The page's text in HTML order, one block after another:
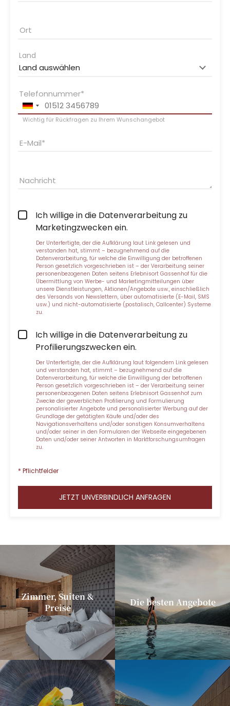
Ort
Land
Wichtig für Rückfragen zu Ihrem Wunschangebot
Telefonnummer
E-Mail
Nachricht
Ich willige in die Datenverarbeitung zu
Marketingzwecken ein.
Der Unterfertigte, der die Aufklärung laut Link gelesen und
verstanden hat, stimmt – bezugnehmend auf die
Datenverarbeitung, für welche die Einwilligung der betroffenen
Person gesetzlich vorgeschrieben ist – der Verarbeitung seiner
personenbezogenen Daten seitens Erlebnisort Gassenhof für die
Übermittlung von Werbe- und Marketingmitteilungen über
unsere Dienstleistungen, Aktionen/Angebote usw., einschließlich
des Versands von Newslettern, über automatisierte (E-Mail, SMS
usw.) und nicht-automatisierte (postalisch, Callcenter) Systeme
zu.
Ich willige in die Datenverarbeitung zu
Profilierungszwecken ein.
Der Unterfertigte, der die Aufklärung laut folgendem Link gelesen
und verstanden hat, stimmt – bezugnehmend auf die
Datenverarbeitung, für welche die Einwilligung der betroffenen
Person gesetzlich vorgeschrieben ist – der Verarbeitung seiner
personenbezogenen Daten seitens Erlebnisort Gassenhof zum
Zwecke der gewerblichen Profilierung und Formulierung
personalisierter Angebote und personalisierter Werbung auf der
Grundlage der getätigten Käufe und/oder des
Navigationsverhaltens und/oder sonstigen Konsumverhaltens
und/oder seiner in den Formularen der Webseite eingegebenen
Daten und/oder seiner Antworten in Marktforschungsumfragen
zu.
* Pflichtfelder
JETZT UNVERBINDLICH ANFRAGEN
Zimmer, Suiten &
Preise
Die besten Angebote